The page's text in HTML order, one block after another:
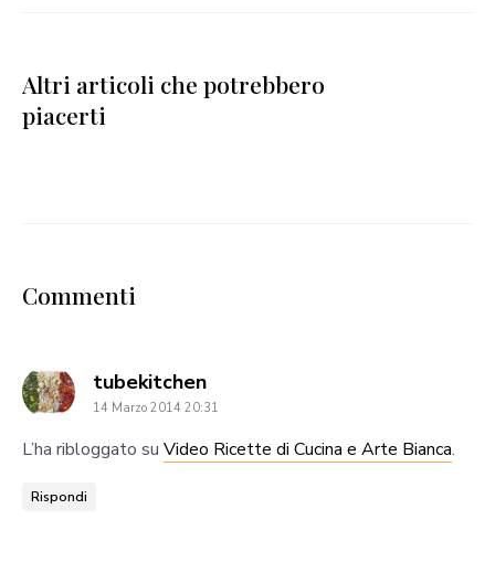
Altri articoli che potrebbero
piacerti
Commenti
tubekitchensays:
14 Marzo 2014 20:31
L’ha ribloggato su Video Ricette di Cucina e Arte Bianca.
Rispondi